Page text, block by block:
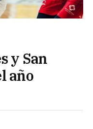
y San
año